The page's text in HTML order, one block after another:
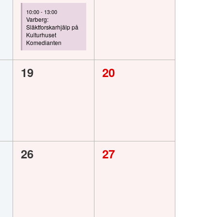
evenemang,
10:00- 13:00
Varberg:
Släktforskarhjälp på
Kulturhuset
Komedianten
0
19
0
20
0
26
0
27